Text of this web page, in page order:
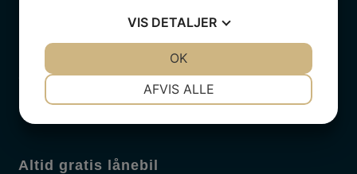
Nyeste og mest avancerede udstyr indenfor
autobranchen.
Altid gratis lånebil
VIS DETALJER
AFVIS ALLE
OK